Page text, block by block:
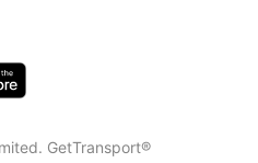
GetTransport®